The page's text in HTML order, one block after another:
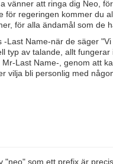
vänner att ringa dig Neo,
regeringen kommer du
för alla ändamål som de
Last Name-när de säger
typ av talande, allt
Last Name-, genom att
vilja bli personlig med
som ett prefix är